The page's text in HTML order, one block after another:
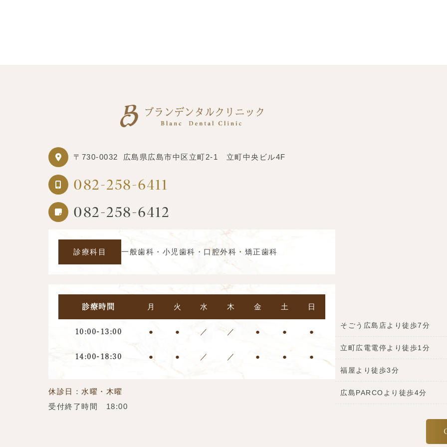
〒730-0032 広島県広島市中区立町2-1 立町中央ビル4F
082-258-6411
082-258-6412
診療科目 一般歯科・小児歯科・口腔外科・矯正歯科
診療時間 月 火 水 木 金 土 日
10:00-13:00 ● ● ／ ／ ● ● ●
14:00-18:30 ● ● ／ ／ ● ● ●
休診日：水曜・木曜
受付終了時間 18:00
そごう広島店より徒歩7分
立町広電電停より徒歩1分
福屋より徒歩3分
広島PARCOより徒歩4分